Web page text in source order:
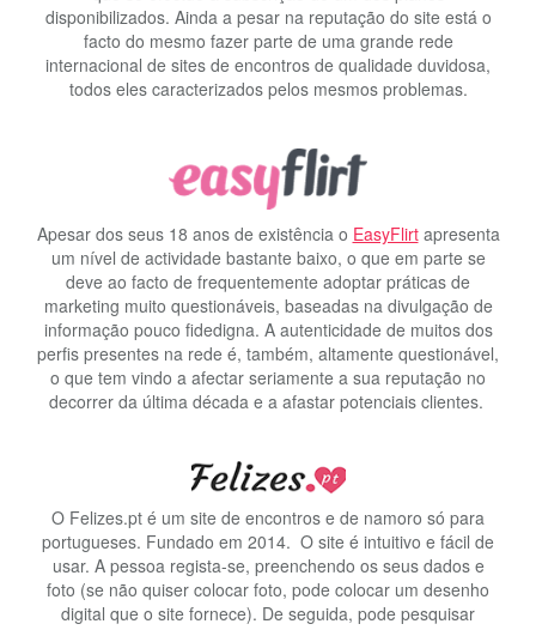
disponibilizados. Ainda a pesar na reputação do site está o
facto do mesmo fazer parte de uma grande rede
internacional de sites de encontros de qualidade duvidosa,
todos eles caracterizados pelos mesmos problemas.
Apesar dos seus 18 anos de existência o EasyFlirtapresenta
um nível de actividade bastante baixo, o que em parte se
deve ao facto de frequentemente adoptar práticas de
marketing muito questionáveis, baseadas na divulgação de
informação pouco fidedigna. A autenticidade de muitos dos
perfis presentes na rede é, também, altamente questionável,
o que tem vindo a afectar seriamente a sua reputação no
decorrer da última década e a afastar potenciais clientes.
O Felizes.pt é um site de encontros e de namoro só para
portugueses. Fundado em 2014. O site é intuitivo e fácil de
usar. A pessoa regista-se, preenchendo os seus dados e
foto (se não quiser colocar foto, pode colocar um desenho
digital que o site fornece). De seguida, pode pesquisar